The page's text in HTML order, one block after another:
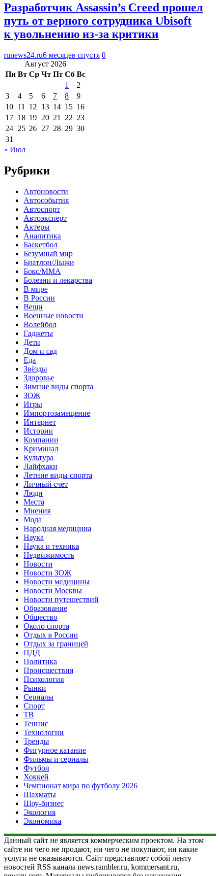
Разработчик Assassin’s Creed прошел
путь от верного сотрудника Ubisoft
к увольнению из-за критики
runews24.ru6 месяцев спустя 0
Август 2026
Пн Вт Ср Чт Пт Сб Вс
1
2
3
4 5 6 7 8
9
10 11 12 13 14 15 16
17 18 19 20 21 22 23
24 25 26 27 28 29 30
31
« Июл
Рубрики
Автоновости
Автособытия
Автоспорт
Автоэксперт
Актеры
Аналитика
Баскетбол
Безумный мир
Биатлон/Лыжи
Бокс/MMA
Болезни и лекарства
В мире
В России
Вещи
Военные новости
Волейбол
Гаджеты
Дети
Дом и сад
Еда
Звёзды
Здоровье
Зимние виды спорта
ЗОЖ
Игры
Импортозамещение
Интернет
Истории
Компании
Криминал
Культура
Лайфхаки
Летние виды спорта
Личный счет
Люди
Места
Мнения
Мода
Народная медицина
Наука
Наука и техника
Недвижимость
Новости
Новости ЗОЖ
Новости медицины
Новости Москвы
Новости путешествий
Образование
Общество
Около спорта
Отдых в России
Отдых за границей
ПДД
Политика
Происшествия
Психология
Рынки
Сериалы
Спорт
ТВ
Теннис
Технологии
Тренды
Фигурное катание
Фильмы и сериалы
Футбол
Хоккей
Чемпионат мира по футболу 2026
Шахматы
Шоу-бизнес
Экология
Экономика
Данный сайт не является коммерческим проектом. На этом
сайте ни чего не продают, ни чего не покупают, ни какие
услуги не оказываются. Сайт представляет собой ленту
новостей RSS канала news.rambler.ru, kommersant.ru,